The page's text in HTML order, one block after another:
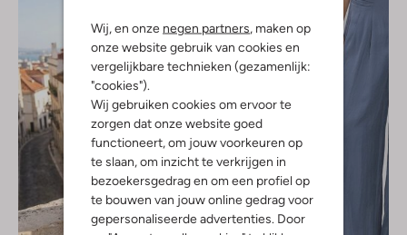
Wij, en onze negen partners, maken op
onze website gebruik van cookies en
vergelijkbare technieken (gezamenlijk:
"cookies").
Wij gebruiken cookies om ervoor te
zorgen dat onze website goed
functioneert, om jouw voorkeuren op
te slaan, om inzicht te verkrijgen in
bezoekersgedrag en om een profiel op
te bouwen van jouw online gedrag voor
gepersonaliseerde advertenties. Door